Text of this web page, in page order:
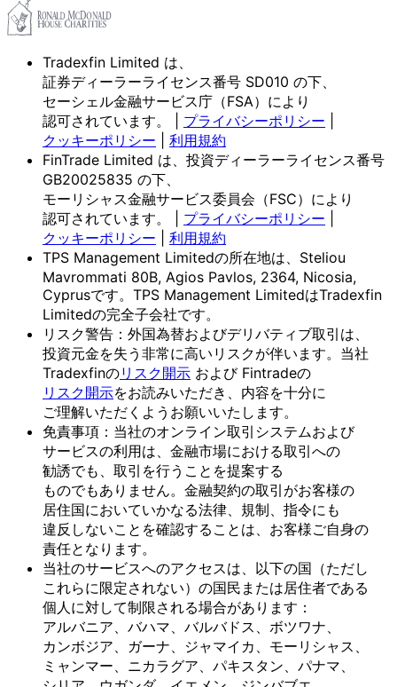
Tradexfin Limited は、
証券ディーラーライセンス番号 SD010 の下、
セーシェル金融サービス庁 （FSA）により
認可されています。
プライバシーポリシー
クッキーポリシー
利用規約
FinTrade Limited は、 投資ディーラーライセンス番号
GB20025835 の下、
モーリシャス金融サービス委員会 （FSC）により
認可されています。
プライバシーポリシー
クッキーポリシー
利用規約
TPS Management Limitedの所在地は、Steliou
Mavrommati 80B, Agios Pavlos, 2364, Nicosia,
Cyprusです。TPS Management LimitedはTradexfin
Limitedの完全子会社です。
リスク警告：外国為替およびデリバティブ取引は、
投資元金を失う 非常に高いリスクが伴います。 当社
Tradexfinのリスク開示 およびFintradeの
リスク開示をお読みいただき、 内容を十分に
ご理解いただく よう お願いいたします。
免責事項：当社のオンライン取引システムおよび
サービスの利用は、 金融市場における取引への
勧誘でも、 取引を行う ことを提案する
ものでもありません。 金融契約の取引がお客様の
居住国においていかなる法律、 規制、 指令にも
違反しないことを確認する ことは、 お客様ご自身の
責任と なります。
当社のサービスへのアクセスは、 以下の国 （ただし
これらに限定されない）の国民または居住者である
個人に対して制限される場合があります：
アルバニア、 バハマ、 バルバドス、 ボツワナ、
カンボジア、 ガーナ、 ジャマイカ、 モーリシャス、
ミャンマー、 ニカラグア、 パキスタン、 パナマ、